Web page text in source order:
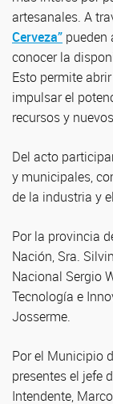
artesanales. A
Cerveza” pueden
conocer la
Esto permite
impulsar el
recursos y
Del acto
y municipales,
de la industria y
Por la provincia
Nación, Sra.
Nacional Sergio
Tecnología e
Josserme.
Por el Municipio
presentes el jefe
Intendente,